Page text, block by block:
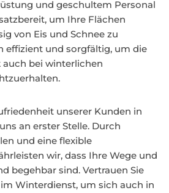
und geschultem Personal
um Ihre Flächen
von Eis und Schnee zu
effizient und sorgfältig, um die
bei winterlichen
unserer Kunden in
an erster Stelle. Durch
und eine flexible
wir, dass Ihre Wege und
begehbar sind. Vertrauen Sie
Winterdienst, um sich auch in